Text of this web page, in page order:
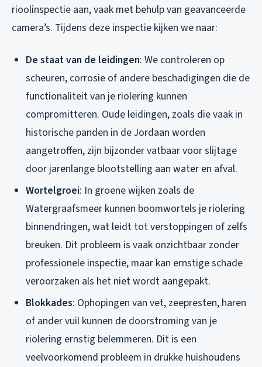
rioolinspectie aan, vaak met behulp van geavanceerde
camera’s. Tijdens deze inspectie kijken we naar:
De staat van de leidingen: We controleren op
scheuren, corrosie of andere beschadigingen die de
functionaliteit van je riolering kunnen
compromitteren. Oude leidingen, zoals die vaak in
historische panden in de Jordaan worden
aangetroffen, zijn bijzonder vatbaar voor slijtage
door jarenlange blootstelling aan water en afval.
Wortelgroei: In groene wijken zoals de
Watergraafsmeer kunnen boomwortels je riolering
binnendringen, wat leidt tot verstoppingen of zelfs
breuken. Dit probleem is vaak onzichtbaar zonder
professionele inspectie, maar kan ernstige schade
veroorzaken als het niet wordt aangepakt.
Blokkades: Ophopingen van vet, zeepresten, haren
of ander vuil kunnen de doorstroming van je
riolering ernstig belemmeren. Dit is een
veelvoorkomend probleem in drukke huishoudens